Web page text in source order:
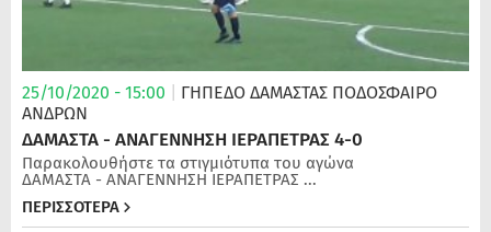
25/10/2020 - 15:00 ΓΗΠΕΔΟ ΔΑΜΑΣΤΑΣ ΠΟΔΌΣΦΑΙΡΟ
ΑΝΔΡΏΝ
ΔΑΜΑΣΤΑ - ΑΝΑΓΕΝΝΗΣΗ ΙΕΡΑΠΕΤΡΑΣ 4-0
Παρακολουθήστε τα στιγμιότυπα του αγώνα
ΔΑΜΑΣΤΑ - ΑΝΑΓΕΝΝΗΣΗ ΙΕΡΑΠΕΤΡΑΣ ...
ΠΕΡΙΣΣΟΤΕΡΑ